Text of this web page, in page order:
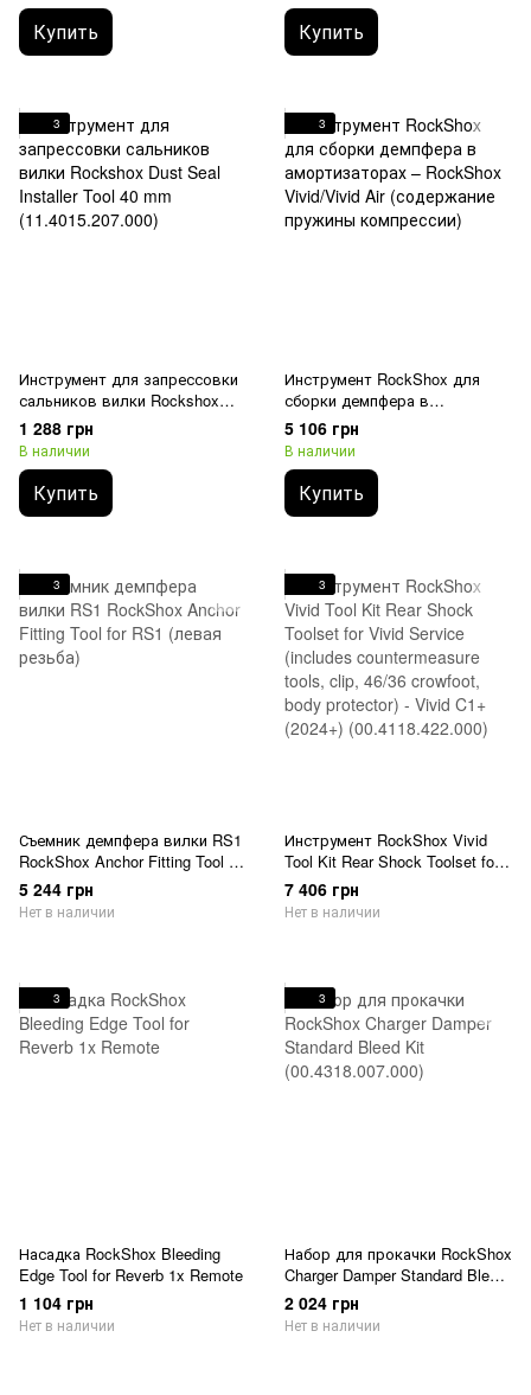
Купить Купить
3
Инструмент для запрессовки
сальников вилки Rockshox
Dust Seal Installer Tool 40 mm
(11.4015.207.000)
1 288 грн
В наличии
Купить
3
Инструмент RockShox для
сборки демпфера в
амортизаторах – RockShox
Vivid/Vivid Air (содержание
пружины компрессии)
5 106 грн
В наличии
Купить
3
Съемник демпфера вилки RS1
RockShox Anchor Fitting Tool for
RS1 (левая резьба)
5 244 грн
Нет в наличии
3
Инструмент RockShox Vivid
Tool Kit Rear Shock Toolset for
Vivid Service (includes
countermeasure tools, clip,
46/36 crowfoot, body protector) -
7 406 грн
Нет в наличии
3
Насадка RockShox Bleeding
Edge Tool for Reverb 1x Remote
1 104 грн
Нет в наличии
3
Набор для прокачки RockShox
Charger Damper Standard Bleed
Kit (00.4318.007.000)
2 024 грн
Нет в наличии